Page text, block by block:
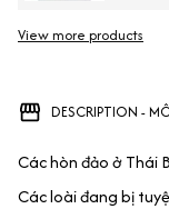
View more products
DESCRIPTION -
Các hòn đảo ở Thái
Các loài đang bị